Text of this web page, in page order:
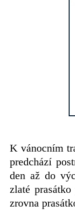
K vánocním
predchází
den až do
zlaté
zrovna